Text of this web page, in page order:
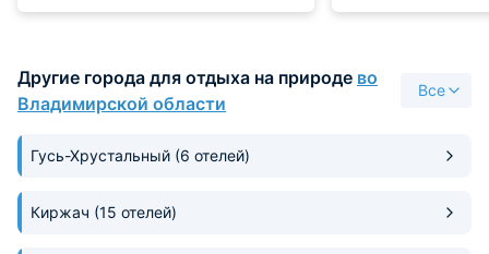
просторная
Даже балкон с
на пруд с
сюда заедем!
Другие города для отдыха на природе во
Владимирской области
Все
Гусь-Хрустальный (6 отелей)
Киржач (15 отелей)